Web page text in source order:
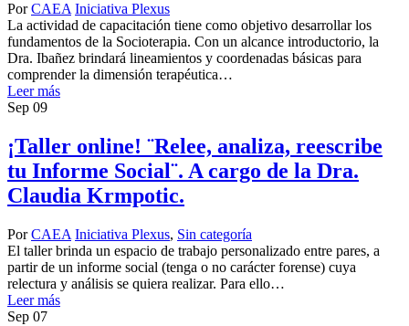
Por CAEA Iniciativa Plexus
La actividad de capacitación tiene como objetivo desarrollar los
fundamentos de la Socioterapia. Con un alcance introductorio, la
Dra. Ibañez brindará lineamientos y coordenadas básicas para
comprender la dimensión terapéutica…
Leer más
Sep 09
¡Taller online! ¨Relee, analiza, reescribe
tu Informe Social¨. A cargo de la Dra.
Claudia Krmpotic.
Por CAEA Iniciativa Plexus, Sin categoría
El taller brinda un espacio de trabajo personalizado entre pares, a
partir de un informe social (tenga o no carácter forense) cuya
relectura y análisis se quiera realizar. Para ello…
Leer más
Sep 07